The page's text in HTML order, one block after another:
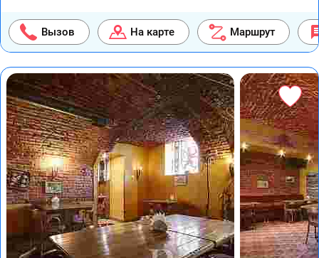
Вызов На карте Маршрут